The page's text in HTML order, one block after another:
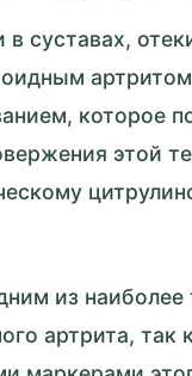
в суставах,
которое
этой
из
артрита, так